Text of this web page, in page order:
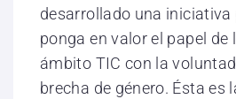
desarrollado una iniciativa
ponga en valor el papel de
ámbito TIC con la
brecha de género. Ésta es